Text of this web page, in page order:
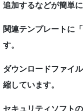
追加するなどが簡単に
関連テンプレートに「
す。
ダウンロードファイ
縮しています。
セキュリティソフト